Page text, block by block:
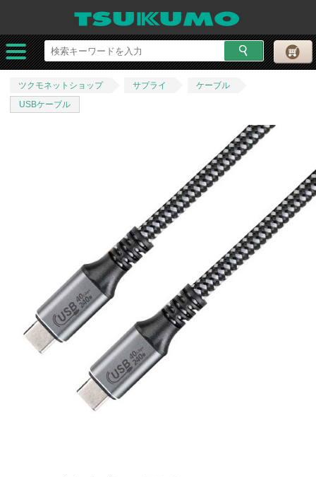
ツクモネットショップ サプライ
ケーブル
USBケーブル